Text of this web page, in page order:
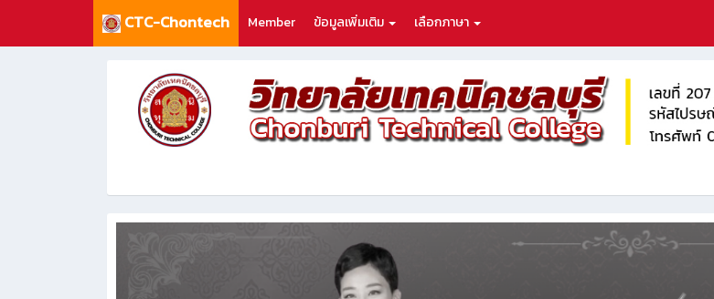
CTC-Chontech Member ข้อมูลเพิ่มเติม เลือกภาษา